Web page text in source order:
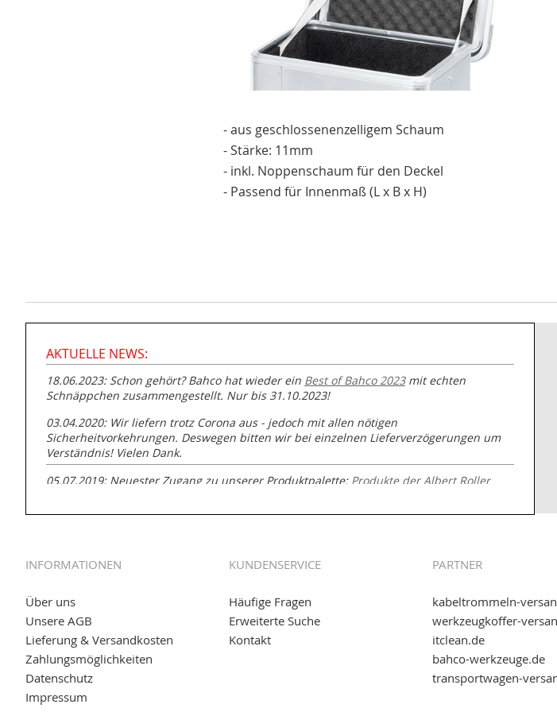
- aus geschlossenenzelligem Schaum
- Stärke: 11mm
- inkl. Noppenschaum für den Deckel
- Passend für Innenmaß (L x B x H)
AKTUELLE NEWS:
18.06.2023: Schon gehört? Bahco hat wieder ein Best of Bahco 2023mit echten
Schnäppchen zusammengestellt. Nur bis 31.10.2023!
03.04.2020: Wir liefern trotz Corona aus - jedoch mit allen nötigen
Sicherheitvorkehrungen. Deswegen bitten wir bei einzelnen Lieferverzögerungen um
Verständnis! Vielen Dank.
05.07.2019: Neuester Zugang zu unserer Produktpalette: Produkte der Albert Roller
04.11.2018: Überarbeitung der Corporate Identity (CI)
- Zahlung per paydirekt
16.01.2017:
- Visa & MasterCard (inkl. Maestro)
12.01.2017: JETZT NEU- giropay, SOFORT-Überweisung sowie eps (PAYONE)
05.09.2016: NEUE Topseller bei
11.08.2016: Gerade entsteht unser "neuer" Partnershop
INFORMATIONEN
Über uns
Unsere AGB
Lieferung & Versandkosten
Zahlungsmöglichkeiten
Datenschutz
Impressum
KUNDENSERVICE
Häufige Fragen
Erweiterte Suche
Kontakt
PARTNER
kabeltrommeln-
werkzeugkoffer-
itclean.de
bahco-werkzeuge.de
transportwagen-